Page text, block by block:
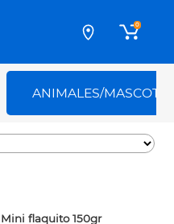
0
ANIMALES/
Mini flaquito 150gr